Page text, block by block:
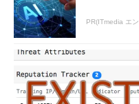
「別のメール アドレスを追加」ウ
ーの情報を入力する
追加する差出人からのメール送信
PR(ITmedia エ